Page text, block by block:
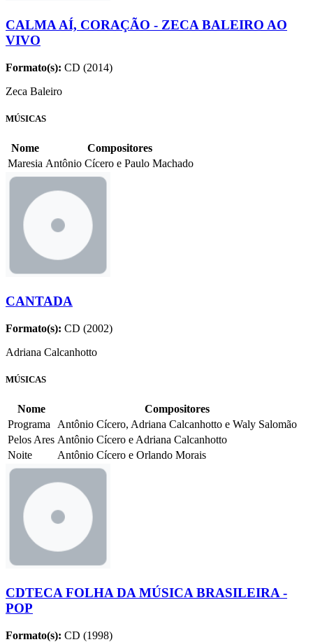
CALMA AÍ, CORAÇÃO - ZECA BALEIRO AO
VIVO
Formato(s): CD (2014)
Zeca Baleiro
MÚSICAS
Nome
Compositores
Maresia Antônio Cícero e Paulo Machado
CANTADA
Formato(s): CD (2002)
Adriana Calcanhotto
MÚSICAS
Nome
Compositores
Programa
Antônio Cícero, Adriana Calcanhotto e Waly Salomão
Pelos Ares Antônio Cícero e Adriana Calcanhotto
Noite
Antônio Cícero e Orlando Morais
CDTECA FOLHA DA MÚSICA BRASILEIRA -
POP
Formato(s): CD (1998)